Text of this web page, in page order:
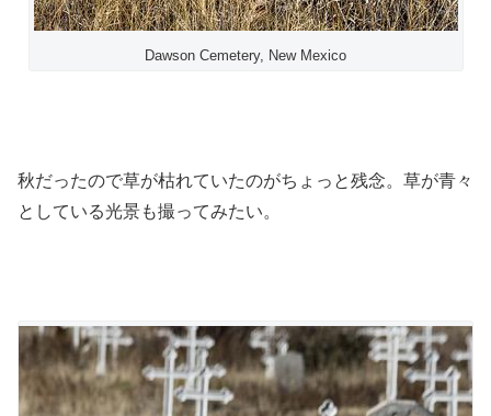
Dawson Cemetery, New Mexico
秋だったので草が枯れていたのがちょっと残念。草が青々
としている光景も撮ってみたい。